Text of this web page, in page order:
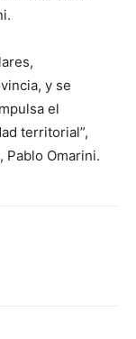
y se
el
territorial”,
Pablo Omarini.